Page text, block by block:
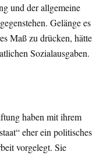
und der allgemeine
Gelänge es
Maß zu drücken, hätte
Sozialausgaben.
haben mit ihrem
eher ein politisches
vorgelegt. Sie